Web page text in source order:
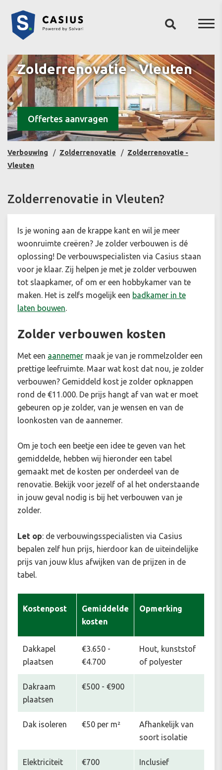
Zolderrenovatie - Vleuten
Offertes aanvragen
Verbouwing Zolderrenovatie
Zolderrenovatie -
Vleuten
Zolderrenovatie in Vleuten?
Is je woning aan de krappe kant en wil je meer
woonruimte creëren? Je zolder verbouwen is dé
oplossing! De verbouwspecialisten via Casius staan
voor je klaar. Zij helpen je met je zolder verbouwen
tot slaapkamer, of om er een hobbykamer van te
maken. Het is zelfs mogelijk een badkamer in te
laten bouwen.
Zolder verbouwen kosten
Met een aannemer maak je van je rommelzolder een
prettige leefruimte. Maar wat kost dat nou, je zolder
verbouwen? Gemiddeld kost je zolder opknappen
rond de €11.000. De prijs hangt af van wat er moet
gebeuren op je zolder, van je wensen en van de
loonkosten van de aannemer.
Om je toch een beetje een idee te geven van het
gemiddelde, hebben wij hieronder een tabel
gemaakt met de kosten per onderdeel van de
renovatie. Bekijk voor jezelf of al het onderstaande
in jouw geval nodig is bij het verbouwen van je
zolder.
Let op: de verbouwingsspecialisten via Casius
bepalen zelf hun prijs, hierdoor kan de uiteindelijke
prijs van jouw klus afwijken van de prijzen in de
tabel.
Kostenpost
Gemiddelde
kosten
Opmerking
Dakkapel
plaatsen
€3.650 -
€4.700
Hout, kunststof
of polyester
Dakraam
plaatsen
€500 - €900
Dak isoleren €50 per m²
Afhankelijk van
soort isolatie
Elektriciteit
€700
Inclusief